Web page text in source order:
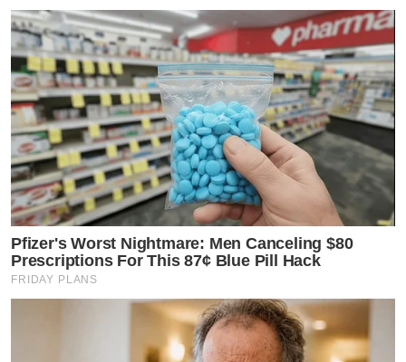
Pfizer's Worst Nightmare: Men Canceling $80
Prescriptions For This 87¢ Blue Pill Hack
FRIDAY PLANS